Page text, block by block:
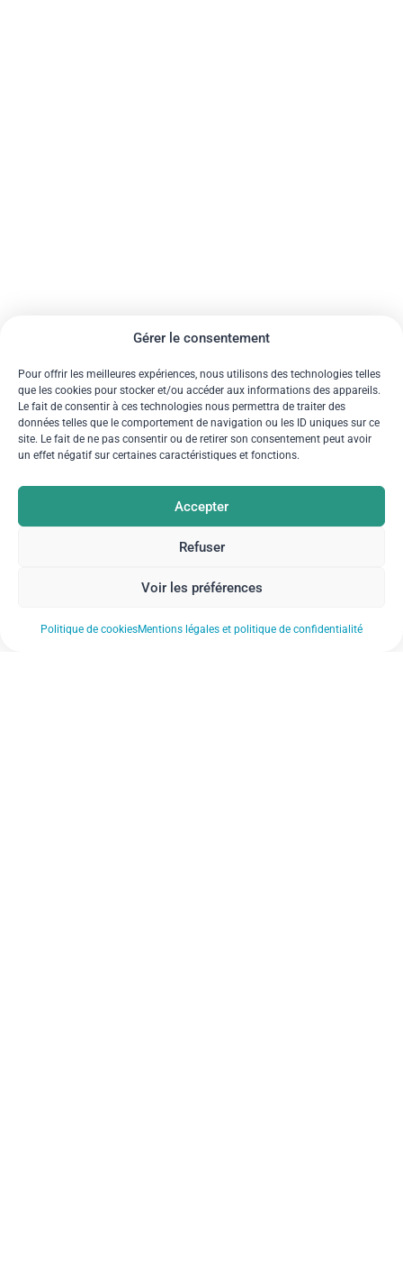
Gérer le consentement
Pour offrir les meilleures expériences, nous utilisons des technologies telles
que les cookies pour stocker et/ou accéder aux informations des appareils.
Le fait de consentir à ces technologies nous permettra de traiter des
données telles que le comportement de navigation ou les ID uniques sur ce
site. Le fait de ne pas consentir ou de retirer son consentement peut avoir
un effet négatif sur certaines caractéristiques et fonctions.
Accepter
Refuser
Voir les préférences
Politique de cookiesMentions légales et politique de confidentialité